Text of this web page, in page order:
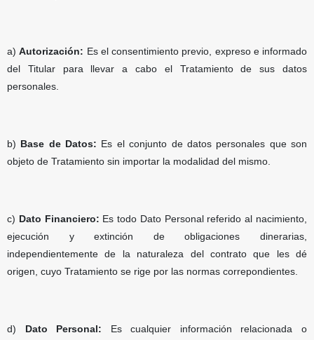
a)Autorización: Es el consentimiento previo, expreso e informado
del Titular para llevar a cabo el Tratamiento de sus datos
personales.
b) Base de Datos: Es el conjunto de datos personales que son
objeto de Tratamiento sin importar la modalidad del mismo.
c) Dato Financiero: Es todo Dato Personal referido al nacimiento,
ejecución y extinción de obligaciones dinerarias,
independientemente de la naturaleza del contrato que les dé
origen, cuyo Tratamiento se rige por las normas correpondientes.
d) Dato Personal: Es cualquier información relacionada o